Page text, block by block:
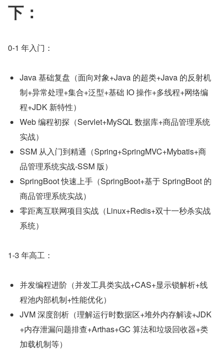
下：
0-1 年入门：
Java 基础复盘（面向对象+Java 的超类+Java 的反射机
制+异常处理+集合+泛型+基础 IO 操作+多线程+网络编
程+JDK 新特性）
Web 编程初探（Servlet+MySQL 数据库+商品管理系统
实战）
SSM 从入门到精通（Spring+SpringMVC+Mybatis+商
品管理系统实战-SSM 版）
SpringBoot 快速上手（SpringBoot+基于 SpringBoot 的
商品管理系统实战）
零距离互联网项目实战（Linux+Redis+双十一秒杀实战
系统）
1-3 年高工：
并发编程进阶（并发工具类实战+CAS+显示锁解析+线
程池内部机制+性能优化）
JVM 深度剖析（理解运行时数据区+堆外内存解读+JDK
+内存泄漏问题排查+Arthas+GC 算法和垃圾回收器+类
加载机制等）